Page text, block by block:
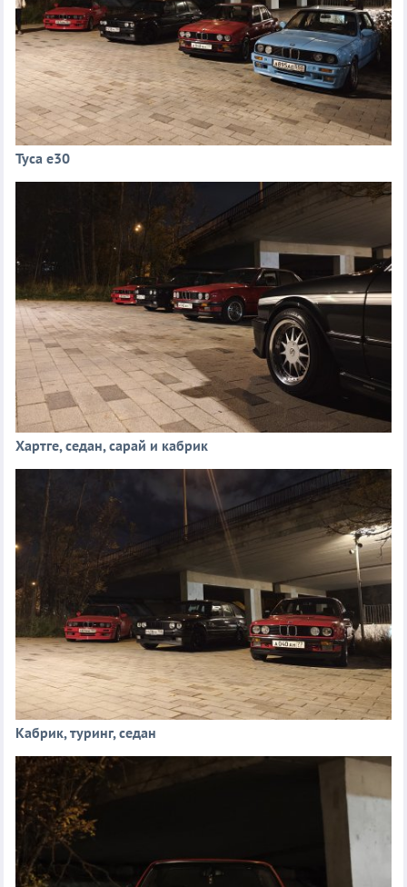
Туса е30
Хартге, седан, сарай и кабрик
Кабрик, туринг, седан